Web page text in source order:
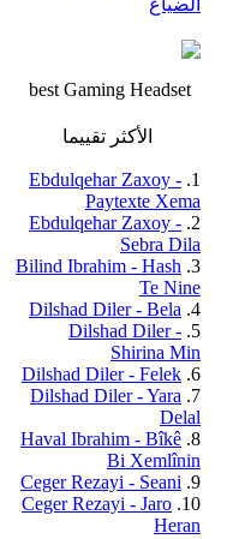
الضياع
best Gaming Headset
الأكثر تقييما
1.
Ebdulqehar Zaxoy -
Paytexte Xema
2.
Ebdulqehar Zaxoy -
Sebra Dila
3.
Bilind Ibrahim - Hash
Te Nine
4.
Dilshad Diler - Bela
5.
Dilshad Diler -
Shirina Min
6.
Dilshad Diler - Felek
7.
Dilshad Diler - Yara
Delal
8.
Haval Ibrahim - Bîkê
Bi Xemlînin
9.
Ceger Rezayi - Seani
10.
Ceger Rezayi - Jaro
Heran